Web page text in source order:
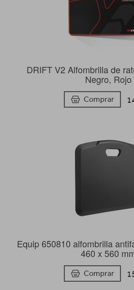
DRIFT V2 Alfombrilla de
Negro, Rojo
Comprar
Equip 650810 alfombrilla
460 x 560
Comprar